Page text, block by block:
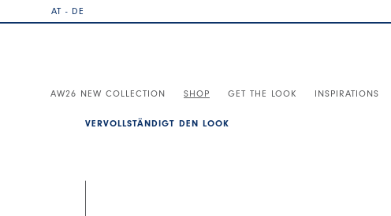
AT - DE
AW26 NEW COLLECTION SHOP GET THE LOOK INSPIRATIONS
VERVOLLSTÄNDIGT DEN LOOK